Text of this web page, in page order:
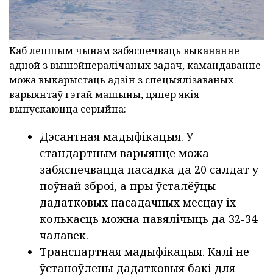
Каб лепшым чынам забяспечваць выкананне
адной з вышэйпералічаных задач, камандаванне
можа выкарыстаць адзін з спецыялізаваных
варыянтаў гэтай машыны, цяпер якія
выпускаюцца серыйна:
Дэсантная мадыфікацыя. У
стандартным варыянце можа
забяспечвацца пасадка да 20 салдат у
поўнай зброі, а пры ўсталёўцы
дадатковых пасадачных месцаў іх
колькасць можна павялічыць да 32-34
чалавек.
Транспартная мадыфікацыя. Калі не
ўстаноўлены дадатковыя бакі для